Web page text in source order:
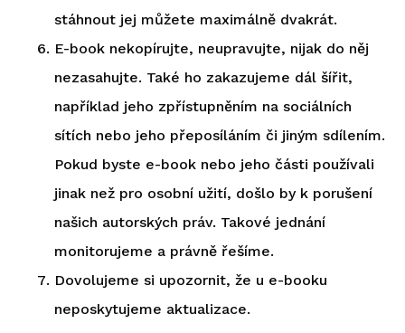
stáhnout jej můžete maximálně dvakrát.
E-book nekopírujte, neupravujte, nijak do něj
nezasahujte. Také ho zakazujeme dál šířit,
například jeho zpřístupněním na sociálních
sítích nebo jeho přeposíláním či jiným sdílením.
Pokud byste e-book nebo jeho části používali
jinak než pro osobní užití, došlo by k porušení
našich autorských práv. Takové jednání
monitorujeme a právně řešíme.
Dovolujeme si upozornit, že u e-booku
neposkytujeme aktualizace.